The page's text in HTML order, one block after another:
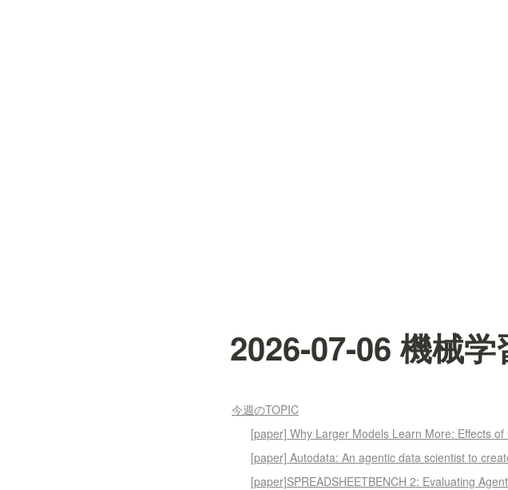
2026-07-06 機械
今週のTOPIC
[paper] Why Larger Models Learn More: Effects
[paper] Autodata: An agentic data scientist to
[paper]SPREADSHEETBENCH 2: Evaluating